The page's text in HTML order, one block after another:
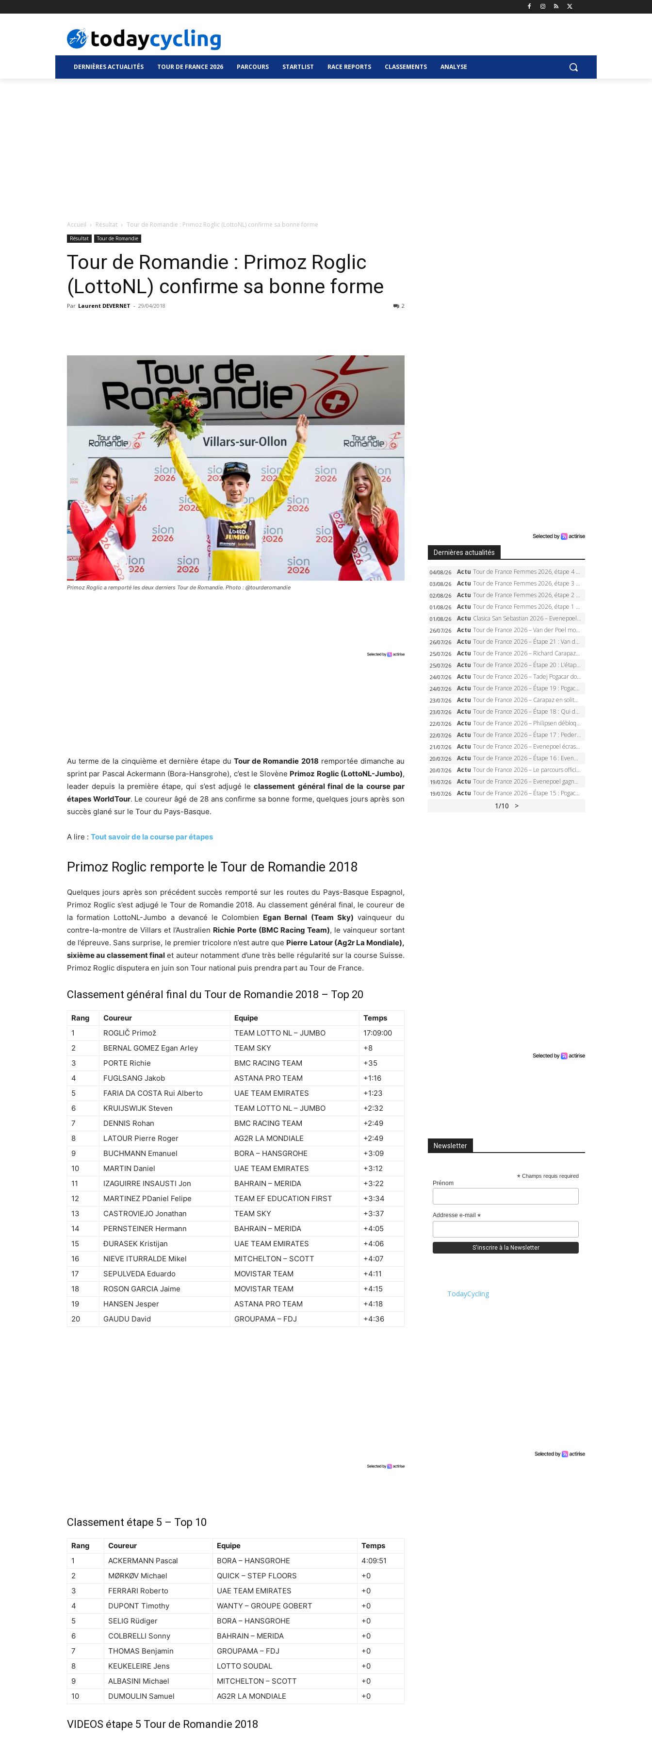
DERNIÈRES ACTUALITÉS TOUR DE FRANCE 2026 PARCOURS STARTLIST RACE REPORTS CLASSEMENTS ANALYSE
Accueil Résultat Tour de Romandie : Primoz Roglic (LottoNL) confirme sa bonne forme
Résultat Tour de Romandie
Tour de Romandie : Primoz Roglic
(LottoNL) confirme sa bonne forme
Par Laurent DEVERNET - 29/04/2018 2
Primoz Roglic a remporté les deux derniers Tour de Romandie. Photo : @tourderomandie
Au terme de la cinquième et dernière étape duTour de Romandie 2018 remportée dimanche au
sprint par Pascal Ackermann (Bora-Hansgrohe), c’est le Slovène Primoz Roglic (LottoNL-Jumbo),
leader depuis la première étape, qui s’est adjugé leclassement général final de la course par
étapes WorldTour. Le coureur âgé de 28 ans confirme sa bonne forme, quelques jours après son
succès glané sur le Tour du Pays-Basque.
A lire : Tout savoir de la course par étapes
Primoz Roglic remporte le Tour de Romandie 2018
Quelques jours après son précédent succès remporté sur les routes du Pays-Basque Espagnol,
Primoz Roglic s’est adjugé le Tour de Romandie 2018. Au classement général final, le coureur de
la formation LottoNL-Jumbo a devancé le Colombien Egan Bernal (Team Sky) vainqueur du
contre-la-montre de Villars et l’Australien Richie Porte (BMC Racing Team), le vainqueur sortant
de l’épreuve. Sans surprise, le premier tricolore n’est autre que Pierre Latour (Ag2r La Mondiale),
sixième au classement final et auteur notamment d’une très belle régularité sur la course Suisse.
Primoz Roglic disputera en juin son Tour national puis prendra part au Tour de France.
Classement général final du Tour de Romandie 2018 – Top 20
Rang Coureur Equipe
Temps
1
ROGLIČ Primož TEAM LOTTO NL – JUMBO
17:09:00
2
BERNAL GOMEZ Egan Arley TEAM SKY
+8
3
PORTE Richie BMC RACING TEAM
+35
4
FUGLSANG Jakob ASTANA PRO TEAM
+1:16
5
FARIA DA COSTA Rui Alberto UAE TEAM EMIRATES
+1:23
6
KRUIJSWIJK Steven TEAM LOTTO NL – JUMBO
+2:32
7
DENNIS Rohan BMC RACING TEAM
+2:49
8
LATOUR Pierre Roger AG2R LA MONDIALE
+2:49
9
BUCHMANN Emanuel BORA – HANSGROHE
+3:09
10
MARTIN Daniel UAE TEAM EMIRATES
+3:12
11
IZAGUIRRE INSAUSTI Jon BAHRAIN – MERIDA
+3:22
12
MARTINEZ PDaniel Felipe TEAM EF EDUCATION FIRST
+3:34
13
CASTROVIEJO Jonathan TEAM SKY
+3:37
14
PERNSTEINER Hermann BAHRAIN – MERIDA
+4:05
15
ĐURASEK Kristijan UAE TEAM EMIRATES
+4:06
16
NIEVE ITURRALDE Mikel MITCHELTON – SCOTT
+4:07
17
SEPULVEDA Eduardo MOVISTAR TEAM
+4:11
18
ROSON GARCIA Jaime MOVISTAR TEAM
+4:15
19
HANSEN Jesper ASTANA PRO TEAM
+4:18
20
GAUDU David GROUPAMA – FDJ +4:36
Classement étape 5 – Top 10
Rang Coureur Equipe
Temps
1
ACKERMANN Pascal BORA – HANSGROHE
4:09:51
2
MØRKØV Michael QUICK – STEP FLOORS
+0
3
FERRARI Roberto UAE TEAM EMIRATES
+0
4
DUPONT Timothy WANTY – GROUPE GOBERT
+0
5
SELIG Rüdiger BORA – HANSGROHE
+0
6
COLBRELLI Sonny BAHRAIN – MERIDA
+0
7
THOMAS Benjamin GROUPAMA – FDJ
+0
8
KEUKELEIRE Jens LOTTO SOUDAL
+0
9
ALBASINI Michael MITCHELTON – SCOTT
+0
10
DUMOULIN Samuel AG2R LA MONDIALE +0
VIDEOS étape 5 Tour de Romandie 2018
Dernières actualités
04/08/26 Actu Tour de France Femmes 2026, étape 4 – Marlen Reusser écrase le chrono, Ferrand-Prévot en crise
03/08/26 Actu Tour de France Femmes 2026, étape 3 – Sigrid Haugset en solitaire, 88 km d’échappée, maillot jaune
02/08/26 Actu Tour de France Femmes 2026, étape 2 – Lorena Wiebes doublé à Genève, Markus héroïque, 7e record
01/08/26 Actu Tour de France Femmes 2026, étape 1 – Lorena Wiebes intouchable à Lausanne, premier maillot jaune
01/08/26 Actu Clasica San Sebastian 2026 – Evenepoel recordman, 4e victoire, Carapaz battu au sprint
26/07/26 Actu Tour de France 2026 – Van der Poel monumental à Paris, Pogacar égale le record des cinq sacres
26/07/26 Actu Tour de France 2026 – Étape 21 : Van der Poel, Pogacar, qui succédera à Wout van Aert sur les Champs-Elysées ?
25/07/26 Actu Tour de France 2026 – Richard Carapaz roi des Alpes, doublé et maillot à pois, Seixas perd le podium
25/07/26 Actu Tour de France 2026 – Étape 20 : L’étape reine, Galibier, Sarenne, Alpe d’Huez, qui succédera à Pogacar ?
24/07/26 Actu Tour de France 2026 – Tadej Pogacar dompte l’Alpe d’Huez, 5e victoire, record de Pantani pulvérisé
24/07/26 Actu Tour de France 2026 – Étape 19 : Pogacar peut-il enfin dompter l’Alpe d’Huez ?
23/07/26 Actu Tour de France 2026 – Carapaz en solitaire à Orcières-Merlette, Paret-Peintre à un point du maillot à pois
23/07/26 Actu Tour de France 2026 – Étape 18 : Qui domptera Orcières-Merlette, première marche vers l’Alpe d’Huez ?
22/07/26 Actu Tour de France 2026 – Philipsen débloque son compteur à Voiron, Pedersen en danger pour le maillot vert
22/07/26 Actu Tour de France 2026 – Étape 17 : Pedersen peut-il verrouiller le maillot vert à Voiron ?
21/07/26 Actu Tour de France 2026 – Evenepoel écrase le chrono d’Évian, Seixas 4e, Lipowitz abandonne
20/07/26 Actu Tour de France 2026 – Étape 16 : Evenepoel, Pogacar, Ganna… qui domptera le chrono d’Évian pour redessiner le podium ?
20/07/26 Actu Tour de France 2026 – Le parcours officiel complet : 21 étapes, profils, carte et dates
19/07/26 Actu Tour de France 2026 – Evenepoel gagne à Solaison, Vingegaard abandonne, Pogacar toujours en jaune
19/07/26 Actu Tour de France 2026 – Étape 15 : Pogacar peut-il enchaîner au Plateau de Solaison, Seixas viser le podium ?
1/10 >
Newsletter
* Champs requis required
Prénom
Addresse e-mail *
TodayCycling